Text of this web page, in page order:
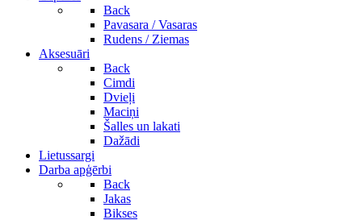
Back
Pavasara / Vasaras
Rudens / Ziemas
Aksesuāri
Back
Cimdi
Dvieļi
Maciņi
Šalles un lakati
Dažādi
Lietussargi
Darba apģērbi
Back
Jakas
Bikses